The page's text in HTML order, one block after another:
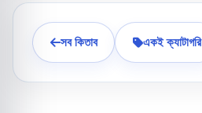
সব কিতাব একই ক্যাটাগরি